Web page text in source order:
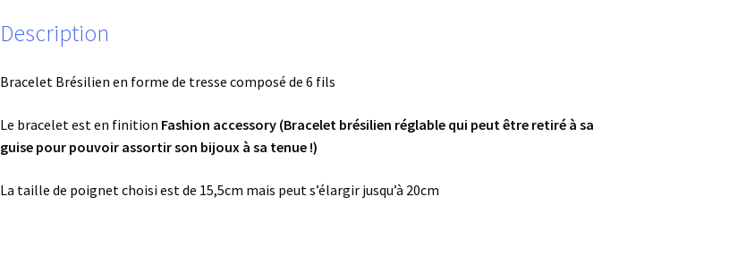
Description
Bracelet Brésilien en forme de tresse composé de 6 fils
Le bracelet est en finition Fashion accessory (Bracelet brésilien réglable qui peut être retiré à sa
guise pour pouvoir assortir son bijoux à sa tenue !)
La taille de poignet choisi est de 15,5cm mais peut s’élargir jusqu’à 20cm